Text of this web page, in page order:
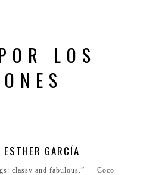
LOS
GARCÍA
classy and fabulous.” ― Coco